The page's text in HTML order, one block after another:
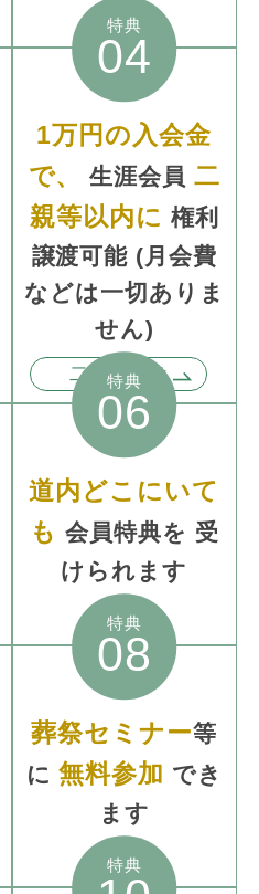
特典
04
1万円の入会金
で、
生涯会員 二
親等以内に 権利
譲渡可能 (月会費
などは一切 ありま
せん)
二親等とは
特典
06
道内どこにいて
も 会員特典を 受
けられます
特典
08
葬祭セミナー等
に 無料参加 でき
ます
特典